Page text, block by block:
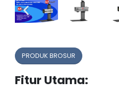
PRODUK BROSUR
Fitur Utama: